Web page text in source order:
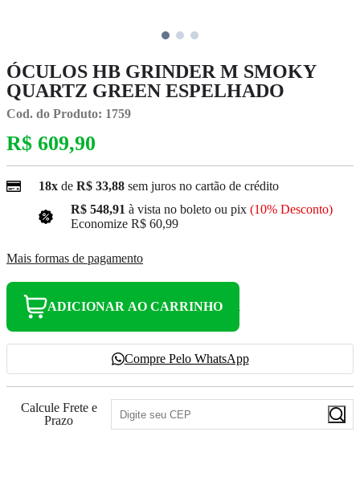
ÓCULOS HB GRINDER M SMOKY
QUARTZ GREEN ESPELHADO
Cod. do Produto: 1759
R$ 609,90
18x de R$ 33,88 sem juros no cartão de crédito
R$ 548,91 à vista no boleto ou pix (10% Desconto)
Economize R$ 60,99
Mais formas de pagamento
ADICIONAR AO CARRINHO
Compre Pelo WhatsApp
Calcule Frete e
Prazo